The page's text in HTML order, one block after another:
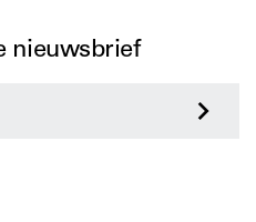
nieuwsbrief